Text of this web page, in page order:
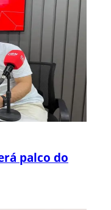
palco do